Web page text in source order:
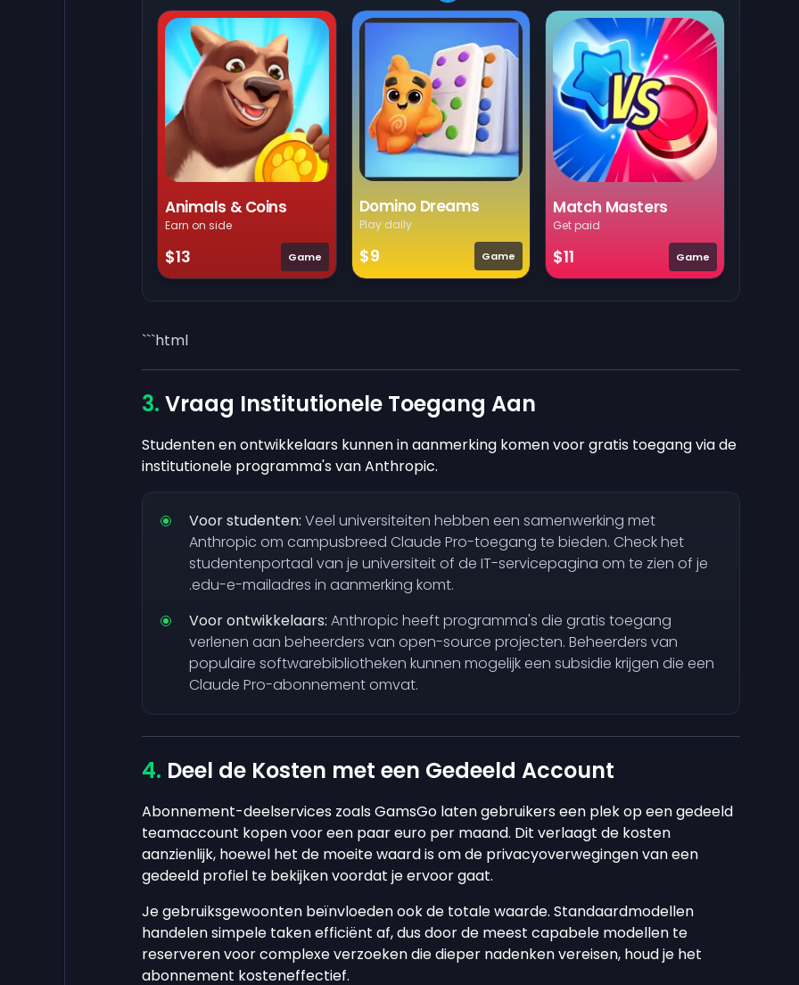
Animals & Coins
Earn on side
$13 Game
Domino Dreams
Play daily
$9 Game
Match Masters
Get paid
$11 Game
```html
Vraag Institutionele Toegang Aan
Studenten en ontwikkelaars kunnen in aanmerking komen voor gratis toegang via de
institutionele programma's van Anthropic.
Voor studenten: Veel universiteiten hebben een samenwerking met
Anthropic om campusbreed Claude Pro-toegang te bieden. Check het
studentenportaal van je universiteit of de IT-servicepagina om te zien of je
.edu-e-mailadres in aanmerking komt.
Voor ontwikkelaars: Anthropic heeft programma's die gratis toegang
verlenen aan beheerders van open-source projecten. Beheerders van
populaire softwarebibliotheken kunnen mogelijk een subsidie krijgen die een
Claude Pro-abonnement omvat.
Deel de Kosten met een Gedeeld Account
Abonnement-deelservices zoals GamsGo laten gebruikers een plek op een gedeeld
teamaccount kopen voor een paar euro per maand. Dit verlaagt de kosten
aanzienlijk, hoewel het de moeite waard is om de privacyoverwegingen van een
gedeeld profiel te bekijken voordat je ervoor gaat.
Je gebruiksgewoonten beïnvloeden ook de totale waarde. Standaardmodellen
handelen simpele taken efficiënt af, dus door de meest capabele modellen te
reserveren voor complexe verzoeken die dieper nadenken vereisen, houd je het
abonnement kosteneffectief.